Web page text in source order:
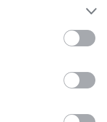
nei
Si
dalla